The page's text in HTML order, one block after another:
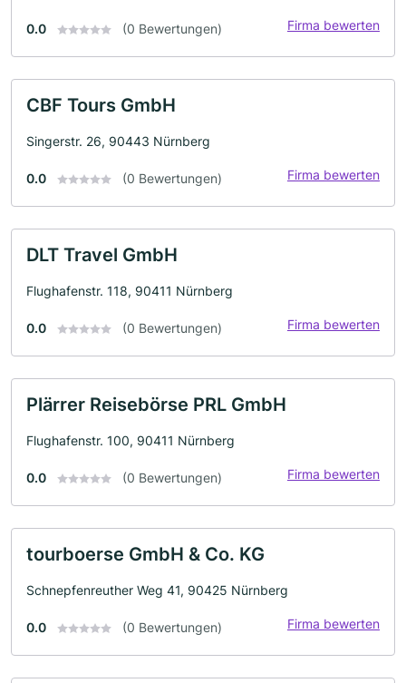
0.0 (0 Bewertungen) Firma bewerten
CBF Tours GmbH
Singerstr. 26, 90443 Nürnberg
0.0 (0 Bewertungen) Firma bewerten
DLT Travel GmbH
Flughafenstr. 118, 90411 Nürnberg
0.0 (0 Bewertungen) Firma bewerten
Plärrer Reisebörse PRL GmbH
Flughafenstr. 100, 90411 Nürnberg
0.0 (0 Bewertungen) Firma bewerten
tourboerse GmbH & Co. KG
Schnepfenreuther Weg 41, 90425 Nürnberg
0.0 (0 Bewertungen) Firma bewerten